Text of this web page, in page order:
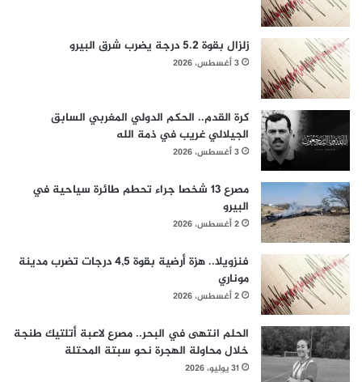
زلزال بقوة 5.2 درجة يضرب شرق البيرو
3 أغسطس، 2026
كرة القدم.. الحكم الدولي المغربي السابق
الجيلالي غريب في ذمة الله
3 أغسطس، 2026
مصرع 13 شخصا جراء تحطم طائرة سياحية في
البيرو
2 أغسطس، 2026
فنزويلا.. هزة أرضية بقوة 4,5 درجات تضرب مدينة
موناري
2 أغسطس، 2026
الحلم انتهى في البحر.. مصرع لاعبة أتلتيك طنجة
خلال محاولة الهجرة نحو سبتة المحتلة
31 يوليو، 2026